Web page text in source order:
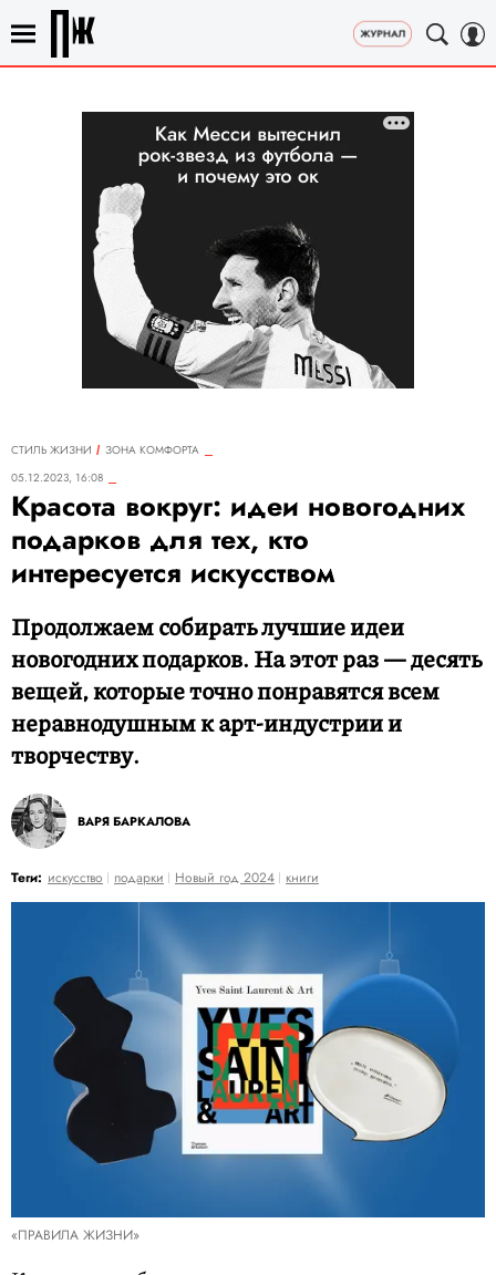
СТИЛЬ ЖИЗНИ
ЗОНА КОМФОРТА
05.12.2023, 16:08
Красота вокруг: идеи новогодних
подарков для тех, кто
интересуется искусством
Продолжаем собирать лучшие идеи
новогодних подарков. На этот раз — десять
вещей, которые точно понравятся всем
неравнодушным к арт-индустрии и
творчеству.
ВАРЯ БАРКАЛОВА
Теги: искусство подарки Новый год 2024 книги
«ПРАВИЛА ЖИЗНИ»